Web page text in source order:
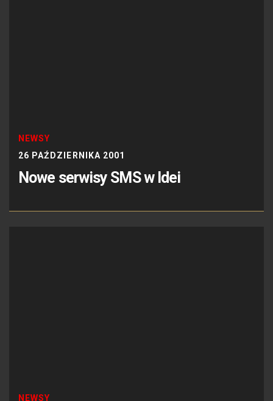
NEWSY
26 PAŹDZIERNIKA 2001
Nowe serwisy SMS w Idei
NEWSY